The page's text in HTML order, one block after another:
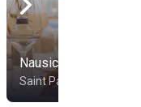
Nausicaa
Saint Palais Sur Mer